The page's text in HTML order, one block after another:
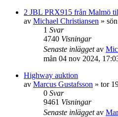
2 JBL PRX915 från Malmö
av Michael Christiansen »
1 Svar
4740 Visningar
Senaste inläggetav
mån 04 nov 2024,
Highway auktion
av Marcus Gustafsson » tor
0 Svar
9461 Visningar
Senaste inläggetav